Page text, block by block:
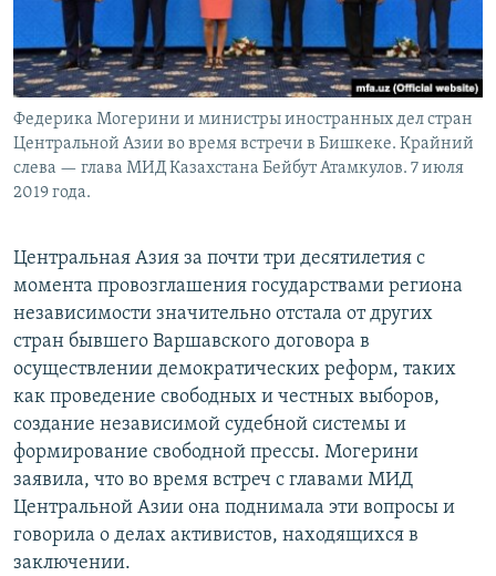
Федерика Могерини и министры иностранных дел стран
Центральной Азии во время встречи в Бишкеке. Крайний
слева — глава МИД Казахстана Бейбут Атамкулов. 7 июля
2019 года.
Центральная Азия за почти три десятилетия с
момента провозглашения государствами региона
независимости значительно отстала от других
стран бывшего Варшавского договора в
осуществлении демократических реформ, таких
как проведение свободных и честных выборов,
создание независимой судебной системы и
формирование свободной прессы. Могерини
заявила, что во время встреч с главами МИД
Центральной Азии она поднимала эти вопросы и
говорила о делах активистов, находящихся в
заключении.